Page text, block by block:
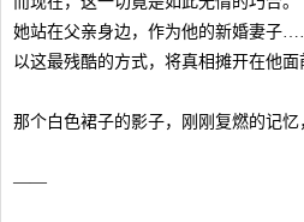
她站在父亲身边，作为他的新婚妻子
以这最残酷的方式，将真相摊开在他面
那个白色裙子的影子，刚刚复燃的记忆
——